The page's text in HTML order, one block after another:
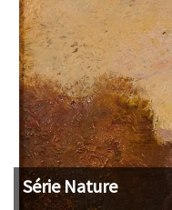
Série Nature